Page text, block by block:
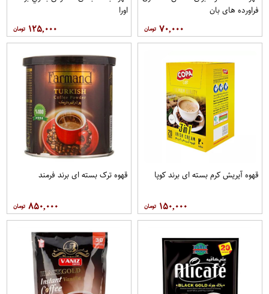
فراورده های بان
۷۰,۰۰۰
اورا
۱۲۵,۰۰۰
قهوه آيريش کرم بسته ای برند کوپا
۱۵۰,۰۰۰
قهوه ترک بسته ای برند فرمند
۸۵۰,۰۰۰